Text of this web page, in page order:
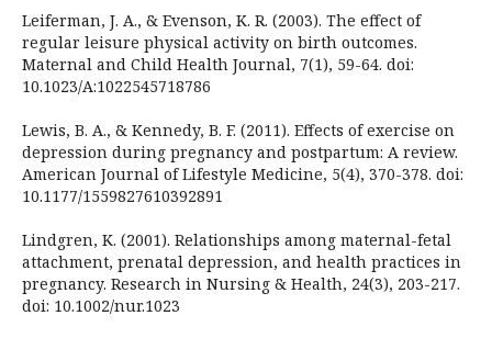
Leiferman, J. A., & Evenson, K. R. (2003). The effect of
regular leisure physical activity on birth outcomes.
Maternal and Child Health Journal, 7(1), 59-64. doi:
10.1023/A:1022545718786
Lewis, B. A., & Kennedy, B. F. (2011). Effects of exercise on
depression during pregnancy and postpartum: A review.
American Journal of Lifestyle Medicine, 5(4), 370-378. doi:
10.1177/1559827610392891
Lindgren, K. (2001). Relationships among maternal-fetal
attachment, prenatal depression, and health practices in
pregnancy. Research in Nursing & Health, 24(3), 203-217.
doi: 10.1002/nur.1023